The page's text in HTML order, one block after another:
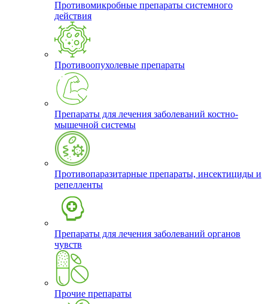
Противомикробные препараты системного
действия
Противоопухолевые препараты
Препараты для лечения заболеваний костно-
мышечной системы
Противопаразитарные препараты, инсектициды и
репелленты
Препараты для лечения заболеваний органов
чувств
Прочие препараты